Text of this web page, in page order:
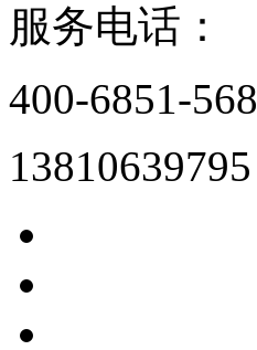
服务电话：
400-6851-568
13810639795